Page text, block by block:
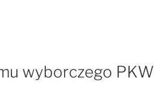
wyborczego PKW